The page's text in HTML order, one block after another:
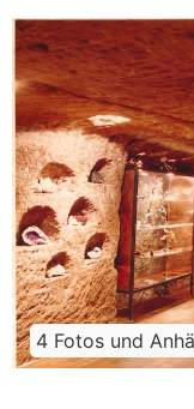
4 Fotos und